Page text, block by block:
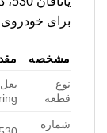
برای
مشخصه
نوع
قطعه
شماره